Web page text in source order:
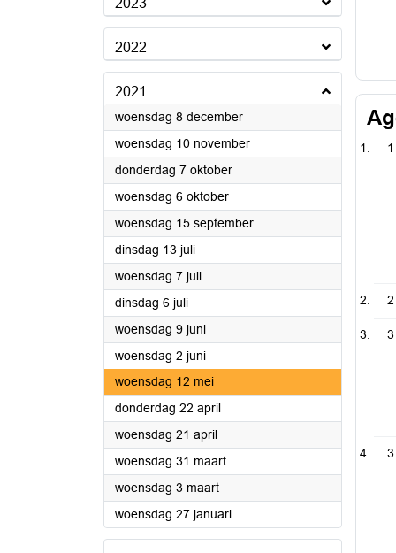
2023
2022
2021
woensdag 8 december2021
woensdag 10 november2021
donderdag 7 oktober2021
woensdag 6 oktober2021
woensdag 15 september2021
dinsdag 13 juli2021
woensdag 7 juli2021
dinsdag 6 juli2021
woensdag 9 juni2021
woensdag 2 juni2021
woensdag 12 mei2021
donderdag 22 april2021
woensdag 21 april2021
woensdag 31 maart2021
woensdag 3 maart2021
woensdag 27 januari2021
1
2
3